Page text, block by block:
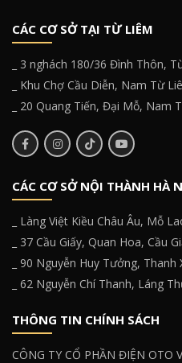
CÁC CƠ SỞ TẠI TỪ LIÊM
_ 3 nghách 180/36 Đình Thôn,
_ Khu Chợ Cầu Diễn, Nam Từ
_ 20 Quang Tiến, Đại Mỗ, Nam
CÁC CƠ SỞ NỘI THÀNH HÀ
_ Làng Việt Kiều Châu Âu, Mỗ
_ 37 Cầu Giấy, Quan Hoa, Cầu
_ 90 Nguyễn Huy Tưởng, Thanh
_ 62 Nguyễn Chí Thanh, Láng
THÔNG TIN CHÍNH SÁCH
CÔNG TY CỔ PHẦN ĐIỆN OTO